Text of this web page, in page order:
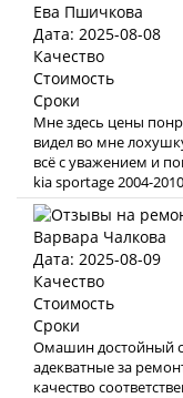
Ева Пшичкова
Дата: 2025-08-08
Качество
Стоимость
Сроки
Мне здесь цены
видел во мне
всё с уважением и
kia sportage 2004-2010
Варвара Чалкова
Дата: 2025-08-09
Качество
Стоимость
Сроки
Омашин достойный
адекватные за
качество